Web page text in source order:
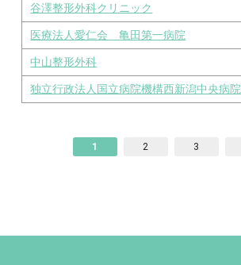
谷澤整形外科クリニック
医療法人愛仁会 亀田第一病院
中山整形外科
独立行政法人国立病院機構西新潟中央病院
1 2 3